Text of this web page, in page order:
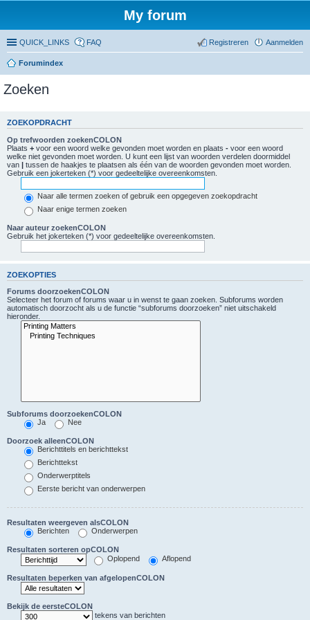
My forum
QUICK_LINKS FAQ Aanmelden
Registreren
Forumindex
Zoeken
ZOEKOPDRACHT
Op trefwoorden zoekenCOLON
Plaats + voor een woord welke gevonden moet worden en plaats - voor een woord
welke niet gevonden moet worden. U kunt een lijst van woorden verdelen doormiddel
van | tussen de haakjes te plaatsen als één van de woorden gevonden moet worden.
Gebruik een jokerteken (*) voor gedeeltelijke overeenkomsten.
Naar alle termen zoeken of gebruik een opgegeven zoekopdracht
Naar enige termen zoeken
Naar auteur zoekenCOLON
Gebruik het jokerteken (*) voor gedeeltelijke overeenkomsten.
ZOEKOPTIES
Forums doorzoekenCOLON
Selecteer het forum of forums waar u in wenst te gaan zoeken. Subforums worden
automatisch doorzocht als u de functie “subforums doorzoeken” niet uitschakeld
hieronder.
Subforums doorzoekenCOLON
Ja
Nee
Doorzoek alleenCOLON
Berichttitels en berichttekst
Berichttekst
Onderwerptitels
Eerste bericht van onderwerpen
Resultaten weergeven alsCOLON
Berichten
Onderwerpen
Resultaten sorteren opCOLON
Oplopend
Aflopend
Resultaten beperken van afgelopenCOLON
Bekijk de eersteCOLON
tekens van berichten